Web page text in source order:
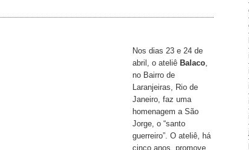
Nos dias 23 e 24 de
abril, o ateliê Balaco,
no Bairro de
Laranjeiras, Rio de
Janeiro, faz uma
homenagem a São
Jorge, o “santo
guerreiro”. O ateliê, há
cinco anos, promove